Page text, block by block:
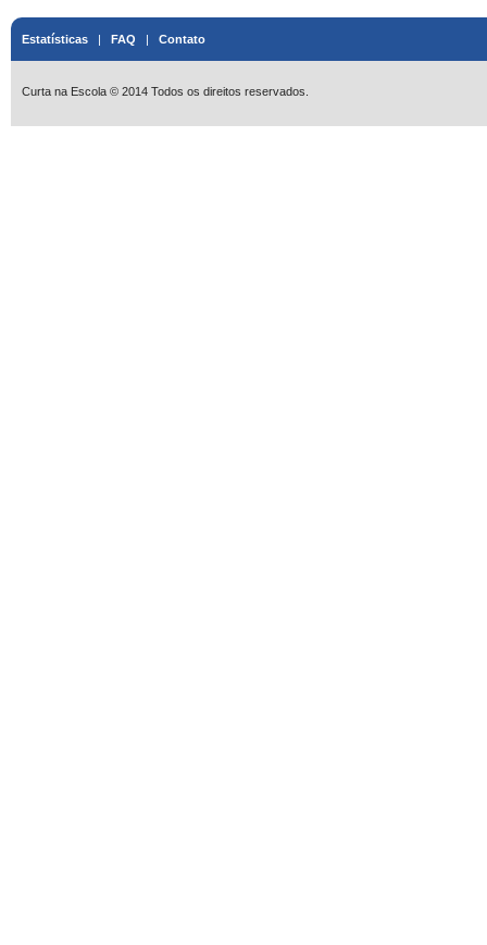
Estatísticas | FAQ | Contato
Curta na Escola © 2014 Todos os direitos reservados.